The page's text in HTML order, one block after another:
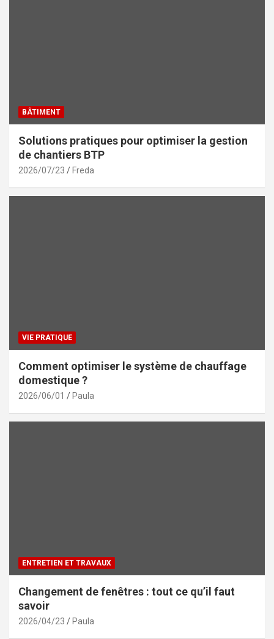
BÂTIMENT
Solutions pratiques pour optimiser la gestion
de chantiers BTP
2026/07/23 Freda
VIE PRATIQUE
Comment optimiser le système de chauffage
domestique ?
2026/06/01 Paula
ENTRETIEN ET TRAVAUX
Changement de fenêtres : tout ce qu’il faut
savoir
2026/04/23 Paula